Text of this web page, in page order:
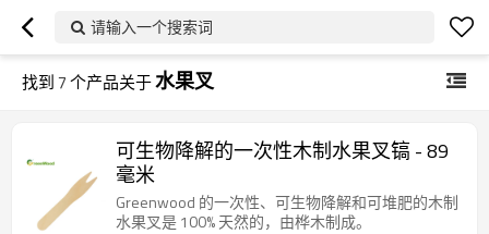
请输入一个搜索词
找到7个产品关于水果叉
可生物降解的一次性木制水果叉镐 - 89
毫米
Greenwood 的一次性、可生物降解和可堆肥的木制
水果叉是 100% 天然的，由桦木制成。